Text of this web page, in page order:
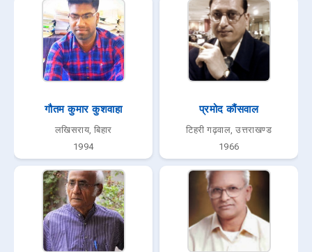
गौतम कुमार कुशवाहा
लखिसराय, बिहार
1994
प्रमोद कौंसवाल
टिहरी गढ़वाल, उत्तराखण्ड
1966